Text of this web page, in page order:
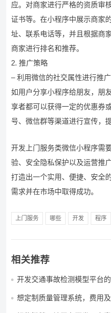
应。对商家进行严格的资质审
证书等。在小程序中展示商家
址、联系电话等，并且根据商
商家进行排名和推荐。
2. 推广策略
– 利用微信的社交属性进行推
如用户分享小程序给朋友，朋
享者都可以获得一定的优惠券
号、微信群等渠道进行宣传，
开发上门服务类微信小程序需
验、安全隐私保护以及运营推
打造出一个实用、便捷、安全
需求并在市场中取得成功。
上门服务 哪些 开发 程序
相关推荐
开发交通事故检测模型平台
想定制质量管理系统，费用